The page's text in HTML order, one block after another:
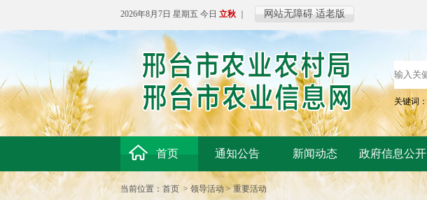
2026年8月7日 星期五 今日 立秋 网站无障碍 适老版
关键词：
首页 通知公告 新闻动态 政府信息公开
当前位置： 首页 > 领导活动>重要活动